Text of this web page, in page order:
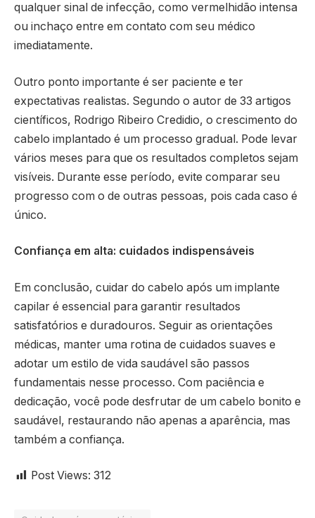
qualquer sinal de infecção, como vermelhidão intensa
ou inchaço entre em contato com seu médico
imediatamente.
Outro ponto importante é ser paciente e ter
expectativas realistas. Segundo o autor de 33 artigos
científicos, Rodrigo Ribeiro Credidio, o crescimento do
cabelo implantado é um processo gradual. Pode levar
vários meses para que os resultados completos sejam
visíveis. Durante esse período, evite comparar seu
progresso com o de outras pessoas, pois cada caso é
único.
Confiança em alta: cuidados indispensáveis
Em conclusão, cuidar do cabelo após um implante
capilar é essencial para garantir resultados
satisfatórios e duradouros. Seguir as orientações
médicas, manter uma rotina de cuidados suaves e
adotar um estilo de vida saudável são passos
fundamentais nesse processo. Com paciência e
dedicação, você pode desfrutar de um cabelo bonito e
saudável, restaurando não apenas a aparência, mas
também a confiança.
Post Views: 312